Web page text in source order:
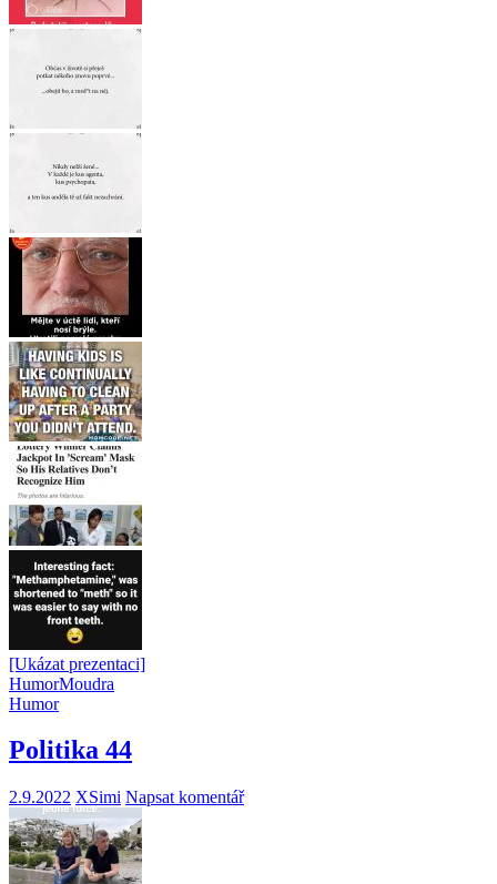
[Ukázat prezentaci]
HumorMoudra
Humor
Politika 44
2.9.2022 XSimi Napsat komentář